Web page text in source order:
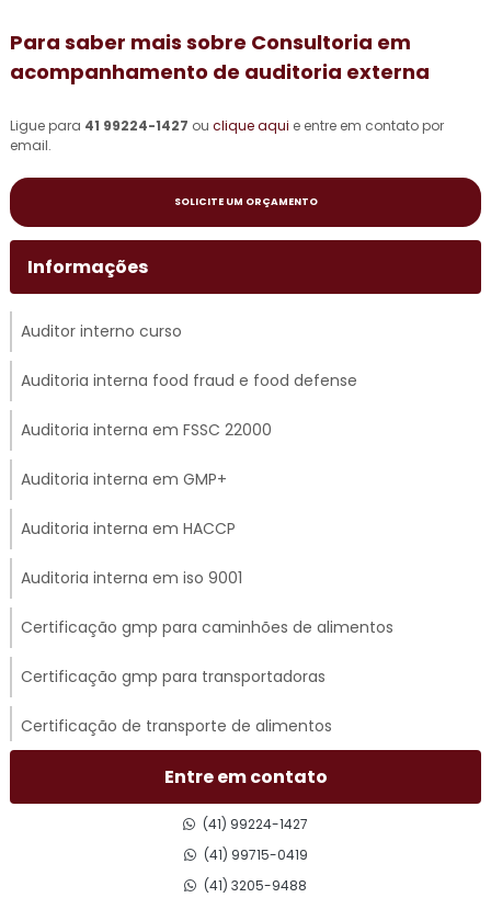
Para saber mais sobre Consultoria em
acompanhamento de auditoria externa
Ligue para 41 99224-1427 ou clique aqui e entre em contato por
email.
SOLICITE UM ORÇAMENTO
Informações
Auditor interno curso
Auditoria interna food fraud e food defense
Auditoria interna em FSSC 22000
Auditoria interna em GMP+
Auditoria interna em HACCP
Auditoria interna em iso 9001
Certificação gmp para caminhões de alimentos
Certificação gmp para transportadoras
Certificação de transporte de alimentos
Certificado gmp para transporte rodoviário
Consultoria em acompanhamento de auditoria
Consultoria em adequação para acreditação na iso 17025
Entre em contato
(41) 99224-1427
(41) 99715-0419
(41) 3205-9488